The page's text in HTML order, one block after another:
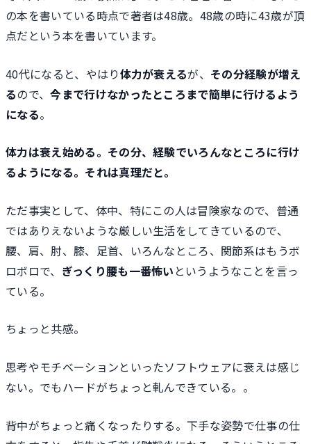
の本を書いている時点で著者は48歳。48歳の時に43歳が頂
点だという本を書いています。
40代になると、やはり体力が衰えるが、 その分経験が増え
るので、今まで行けなかったところまで簡単に行けるよう
になる。
体力は衰え始める。その分、経験でいろんなところに行け
るようになる。それは真理だと。
ただ事実として、体中、特にこの人は冒険家なので、普通
ではありえないような厳しい生活をしてきているので、
腰、肩、肘、膝、足首、いろんなところ、関節系はもうボ
ロボロで、 ぎっくり腰も一番怖い というようなことを言っ
ている。
ちょっと共感。
思考やモチベーションといったソフトウェアに衰えは感じ
ない。でもハードがちょっと軋んできている。。
背中がちょっと痛くなったりする。下手な姿勢で仕事の仕